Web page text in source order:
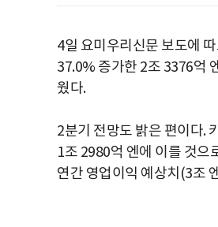
4일 요미우리신문 보도에
37.0% 증가한 2조 3376억
웠다.
2분기 전망도 밝은 편이다.
1조 2980억 엔에 이를 것으
연간 영업이익 예상치(3조